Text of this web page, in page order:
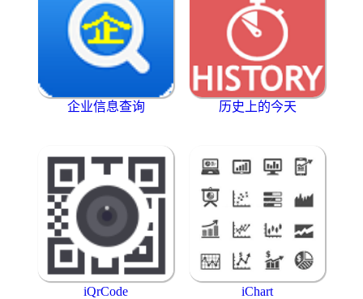
企业信息查询 历史上的今天
iQrCode iChart